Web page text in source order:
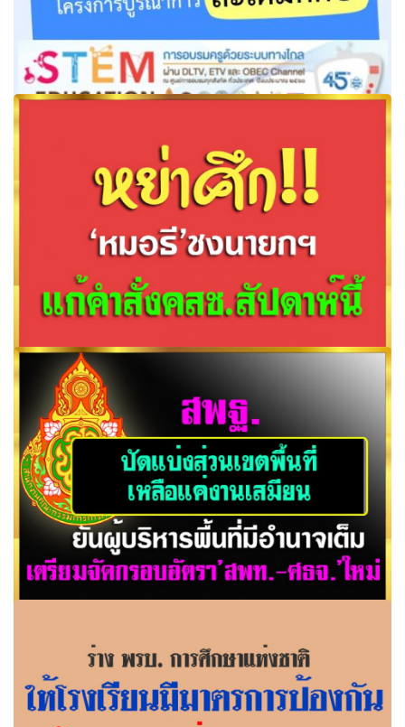
สสวท.เปิดลงทะเบียนออนไลน์! การอบรมครูด้วยระบบทางไกล
โครงการบูรณาการสะเต็มศึกษา
หย่าศึก!! ‘หมอธี’ชงนายกฯ แก้คำสั่งคสช.สัปดาห์นี้
สพฐ.ปัดแบ่งส่วนเขตพื้นที่ เหลือแค่งานเสมียน ยันผู้บริหาร
พื้นที่มีอำนาจเต็ม เตรียมจัดกรอบอัตรา’สพท.-ศธจ.’ใหม่